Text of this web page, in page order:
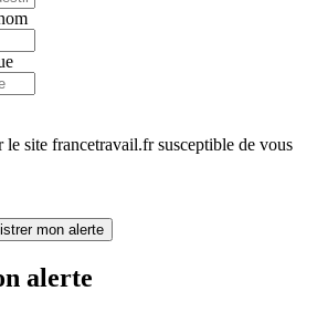
site francetravail.fr susceptible de vous
mon alerte
alerte